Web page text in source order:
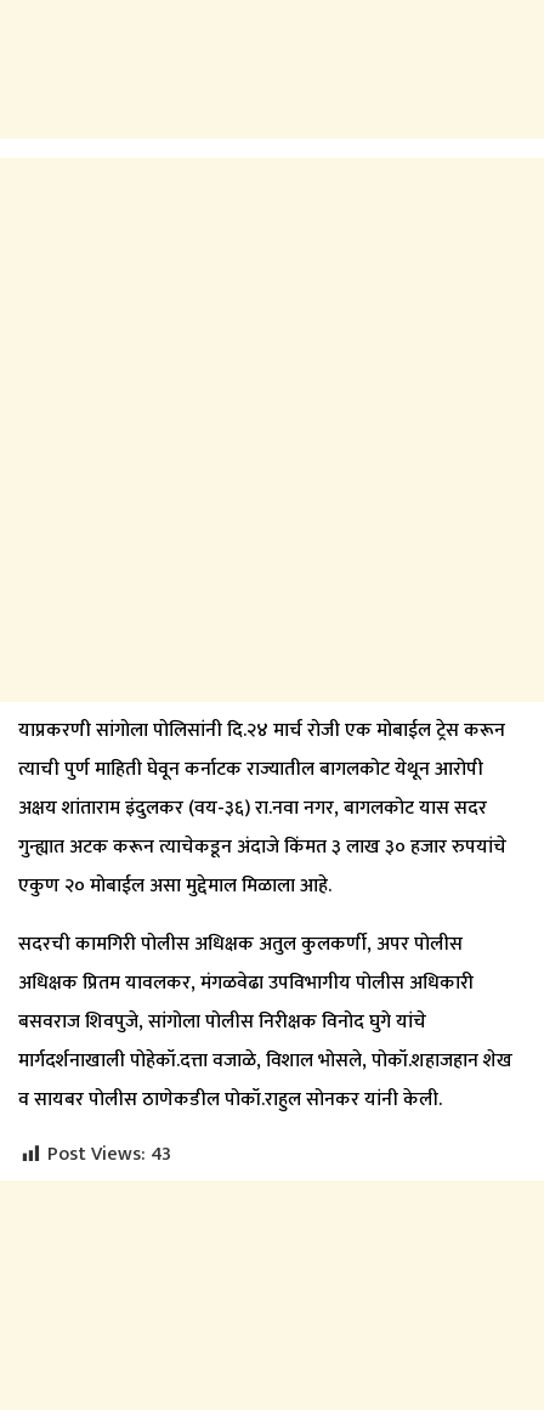
याप्रकरणी सांगोला पोलिसांनी दि.२४ मार्च रोजी एक मोबाईल ट्रेस करून
त्याची पुर्ण माहिती घेवून कर्नाटक राज्यातील बागलकोट येथून आरोपी
अक्षय शांताराम इंदुलकर (वय-३६) रा.नवा नगर, बागलकोट यास सदर
गुन्ह्यात अटक करून त्याचेकडून अंदाजे किंमत ३ लाख ३० हजार रुपयांचे
एकुण २० मोबाईल असा मुद्देमाल मिळाला आहे.
सदरची कामगिरी पोलीस अधिक्षक अतुल कुलकर्णी, अपर पोलीस
अधिक्षक प्रितम यावलकर, मंगळवेढा उपविभागीय पोलीस अधिकारी
बसवराज शिवपुजे, सांगोला पोलीस निरीक्षक विनोद घुगे यांचे
मार्गदर्शनाखाली पोहेकॉ.दत्ता वजाळे, विशाल भोसले, पोकॉ.शहाजहान शेख
व सायबर पोलीस ठाणेकडील पोकॉ.राहुल सोनकर यांनी केली.
Post Views: 43